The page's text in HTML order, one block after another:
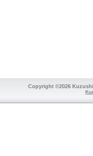
Copyright ©2026